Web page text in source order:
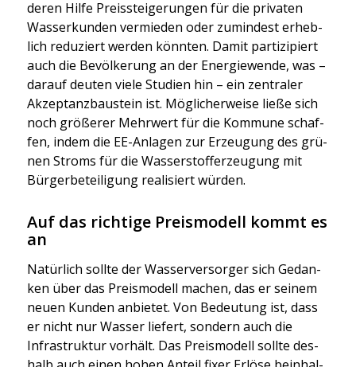
deren Hil­fe Preis­stei­ge­run­gen für die pri­va­ten
Was­ser­kun­den ver­mie­den oder zumin­dest erheb­
lich redu­ziert wer­den könn­ten. Damit par­ti­zi­piert
auch die Bevöl­ke­rung an der Ener­gie­wen­de, was –
dar­auf deu­ten vie­le Stu­di­en hin ­– ein zen­tra­ler
Akzep­tanz­bau­stein ist. Mög­li­cher­wei­se lie­ße sich
noch grö­ße­rer Mehr­wert für die Kom­mu­ne schaf­
fen, indem die EE-Anla­gen zur Erzeu­gung des grü­
nen Stroms für die Was­ser­stoff­er­zeu­gung mit
Bür­ger­be­tei­li­gung rea­li­siert wür­den.
Auf das richtige Preismodell kommt es
an
Natür­lich soll­te der Was­ser­ver­sor­ger sich Gedan­
ken über das Preis­mo­dell machen, das er sei­nem
neu­en Kun­den anbie­tet. Von Bedeu­tung ist, dass
er nicht nur Was­ser lie­fert, son­dern auch die
Infra­struk­tur vor­hält. Das Preis­mo­dell soll­te des­